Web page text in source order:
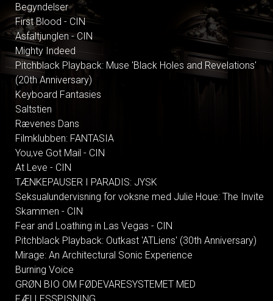
Begyndelser
First Blood - CIN
Asfaltjunglen - CIN
Mighty Indeed
Pitchblack Playback: Muse 'Black Holes and Revelations'
(20th Anniversary)
Keyboard Fantasies
Saltstien
Rævenes Dans
Filmklubben: FANTASIA
You,ve Got Mail - CIN
At Leve - CIN
TÆNKEPAUSER I PARADIS: JYSK
Seksualundervisning for voksne med Julie Houe: The Invite
Skammen - CIN
Fear and Loathing in Las Vegas - CIN
Pitchblack Playback: Outkast 'ATLiens' (30th Anniversary)
Mirage: An Architectural Sonic Experience
Burning Voice
GRØN BIO OM FØDEVARESYSTEMET MED
FÆLLESSPISNING